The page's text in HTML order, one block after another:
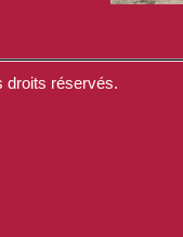
droits réservés.